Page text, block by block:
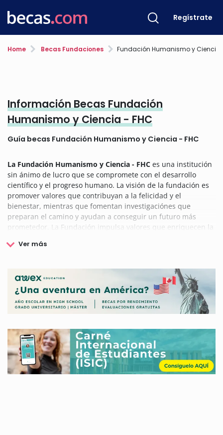
Regístrate
Home Becas Fundaciones Fundación Humanismo y Ciencia - FHC
Información Becas Fundación
Humanismo y Ciencia - FHC
Guía becas Fundación Humanismo y Ciencia - FHC
La Fundación Humanismo y Ciencia - FHC es una institución
sin ánimo de lucro que se compromete con el desarrollo
científico y el progreso humano. La visión de la fundación es
promover valores que contribuyan a la felicidad y el
bienestar, mientras que fomentan investigaciónes que
preparan el camino y ayudan a conseguir un futuro más
prometedor. La Fundación impulsa valores que enriquecen la
progreso humano.
Para lograr la consecución de sus objetivos, la La Fundación
Humanismo y Ciencia - FHC lleva a cabo actividades como
colaboración, promoción y desarrollo de estudios e
investigaciones científicas, promoción en apoyo a la
investigación y creación de nuevos aparatos de medida para
investigar el desarrollo y divulgación de valores humanos y
concesión de ayudas y becas y premios a universidades
instituciones o personas que se dediquen a trabajos
relacionados con los objetivos de la fundación.